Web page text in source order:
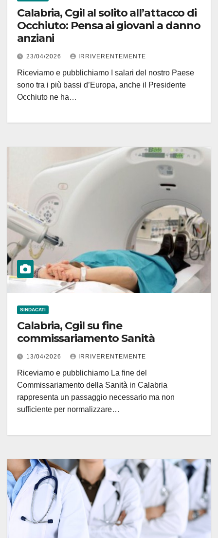
Calabria, Cgil al solito all’attacco di
Occhiuto: Pensa ai giovani a danno
anziani
23/04/2026 IRRIVERENTEMENTE
Riceviamo e pubblichiamo I salari del nostro Paese
sono tra i più bassi d’Europa, anche il Presidente
Occhiuto ne ha…
SINDACATI
Calabria, Cgil su fine
commissariamento Sanità
13/04/2026 IRRIVERENTEMENTE
Riceviamo e pubblichiamo La fine del
Commissariamento della Sanità in Calabria
rappresenta un passaggio necessario ma non
sufficiente per normalizzare…